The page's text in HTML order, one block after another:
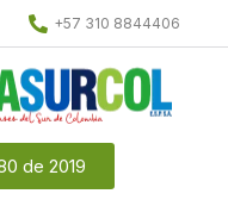
+57 310 8844406
de 2019